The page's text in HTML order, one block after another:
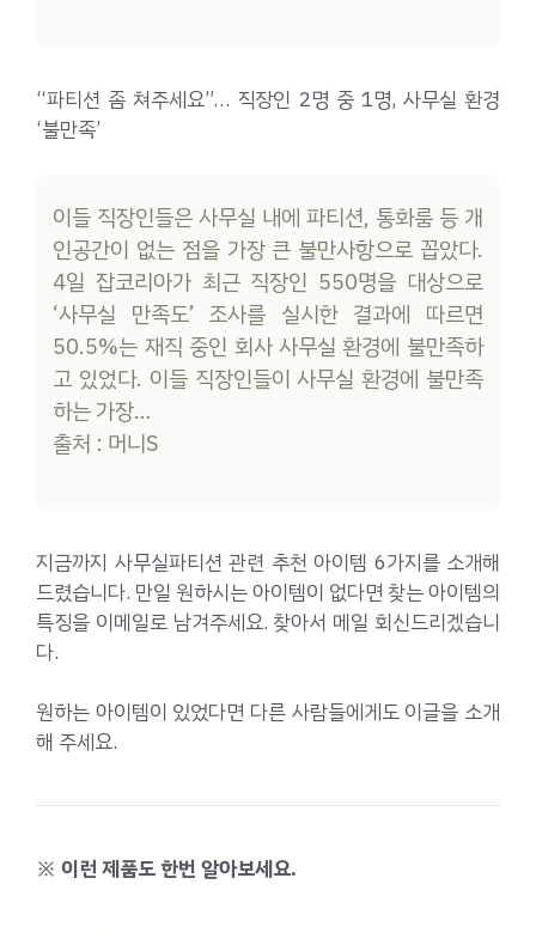
“파티션 좀 쳐주세요”… 직장인 2명 중 1명, 사무실 환경
‘불만족’
이들 직장인들은 사무실 내에 파티션, 통화룸 등 개
인공간이 없는 점을 가장 큰 불만사항으로 꼽았다.
4일 잡코리아가 최근 직장인 550명을 대상으로
‘사무실 만족도’ 조사를 실시한 결과에 따르면
50.5%는 재직 중인 회사 사무실 환경에 불만족하
고 있었다. 이들 직장인들이 사무실 환경에 불만족
하는 가장…
출처 : 머니S
지금까지 사무실파티션 관련 추천 아이템 6가지를 소개해
드렸습니다. 만일 원하시는 아이템이 없다면 찾는 아이템의
특징을 이메일로 남겨주세요. 찾아서 메일 회신드리겠습니
다.
원하는 아이템이 있었다면 다른 사람들에게도 이글을 소개
해 주세요.
※ 이런 제품도 한번 알아보세요.